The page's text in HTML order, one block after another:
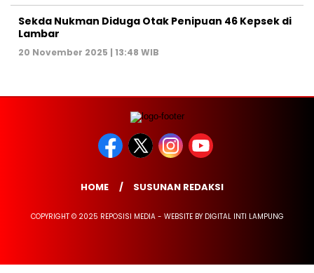
Sekda Nukman Diduga Otak Penipuan 46 Kepsek di
Lambar
20 November 2025 | 13:48 WIB
HOME SUSUNAN REDAKSI
COPYRIGHT © 2025 REPOSISI MEDIA - WEBSITE BY DIGITAL INTI LAMPUNG